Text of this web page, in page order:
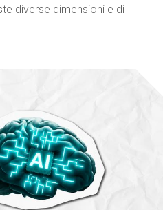
diverse dimensioni e di